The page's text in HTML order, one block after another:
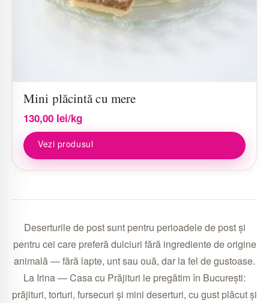
Mini plăcintă cu mere
130,00 lei/kg
Vezi produsul
Deserturile de post sunt pentru perioadele de post și
pentru cei care preferă dulciuri fără ingrediente de origine
animală — fără lapte, unt sau ouă, dar la fel de gustoase.
La Irina — Casa cu Prăjituri le pregătim în București:
prăjituri, torturi, fursecuri și mini deserturi, cu gust plăcut și